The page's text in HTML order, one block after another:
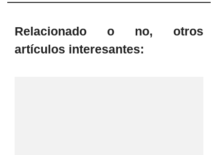
Relacionado o no, otros
artículos interesantes: